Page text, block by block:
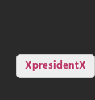
XpresidentX